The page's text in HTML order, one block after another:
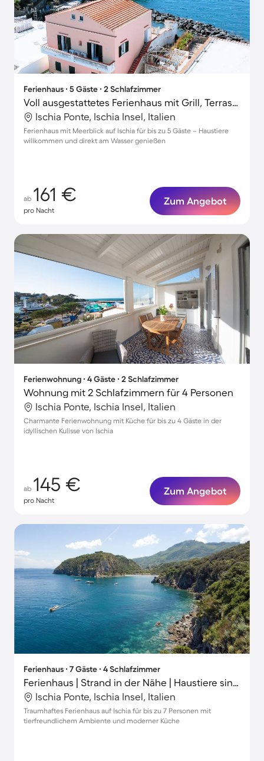
Ferienhaus ∙ 5 Gäste ∙ 2 Schlafzimmer
Voll ausgestattetes Ferienhaus mit Grill, Terrasse und schnellem Internet | Stadtblick | Perfekt für die Arbeit von Zuhause | Hunde erlaubt
Ischia Ponte, Ischia Insel, Italien
Ferienhaus mit Meerblick auf Ischia für bis zu 5 Gäste – Haustiere
willkommen und direkt am Wasser genießen
ab 161 €
pro Nacht
Zum Angebot
Ferienwohnung ∙ 4 Gäste ∙ 2 Schlafzimmer
Wohnung mit 2 Schlafzimmern für 4 Personen
Ischia Ponte, Ischia Insel, Italien
Charmante Ferienwohnung mit Küche für bis zu 4 Gäste in der
idyllischen Kulisse von Ischia
ab 145 €
pro Nacht
Zum Angebot
Ferienhaus ∙ 7 Gäste ∙ 4 Schlafzimmer
Ferienhaus | Strand in der Nähe | Haustiere sind willkommen
Ischia Ponte, Ischia Insel, Italien
Traumhaftes Ferienhaus auf Ischia für bis zu 7 Personen mit
tierfreundlichem Ambiente und moderner Küche